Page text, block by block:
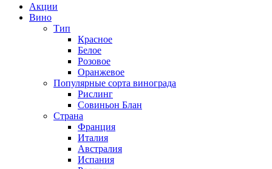
Акции
Вино
Тип
Красное
Белое
Розовое
Оранжевое
Популярные сорта винограда
Рислинг
Совиньон Блан
Страна
Франция
Италия
Австралия
Испания